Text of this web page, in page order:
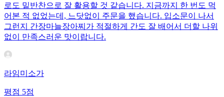
로도 밑반찬으로 잘 활용할 것 같습니다. 지금까지 한 번도 먹
어본 적 없었는데, 느닷없이 주문을 했습니다. 입소문이 나서
그런지 간장마늘장아찌가 적절하게 간도 잘 배어서 더할 나위
없이 만족스러운 맛이랍니다.
라임미소가
평점 5점